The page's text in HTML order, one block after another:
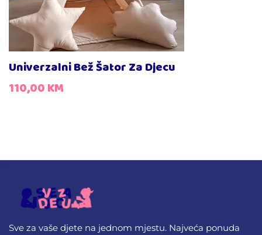
Univerzalni Bež Šator Za Djecu
110,00KM
Sve za vaše djete na jednom mjestu. Najveća ponuda